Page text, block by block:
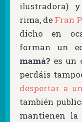
ilustradora)
rima, de Fran
dicho en
forman un
mamá? es un
perdáis
despertar a
también
mantienen